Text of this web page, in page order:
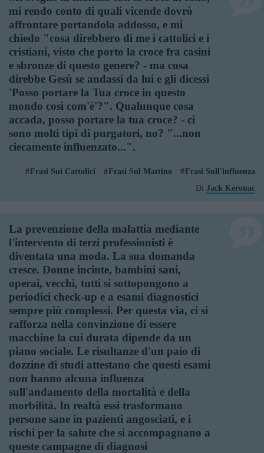
mi rendo conto di quali vicende dovrò
affrontare portandola addosso, e mi
chiedo "cosa direbbero di me i cattolici e i
cristiani, visto che porto la croce fra casini
e sbronze di questo genere? - ma cosa
direbbe Gesù se andassi da lui e gli dicessi
'Posso portare la Tua croce in questo
mondo così com'è'?". Qualunque cosa
accada, posso portare la tua croce? - ci
sono molti tipi di purgatori, no? "...non
ciecamente influenzato...".
Frasi Sui Cattolici Frasi Sul Mattino
Frasi Sull'influenza
Di Jack Kerouac
La prevenzione della malattia mediante
l'intervento di terzi professionisti è
diventata una moda. La sua domanda
cresce. Donne incinte, bambini sani,
operai, vecchi, tutti si sottopongono a
periodici check-up e a esami diagnostici
sempre più complessi. Per questa via, ci si
rafforza nella convinzione di essere
macchine la cui durata dipende da un
piano sociale. Le risultanze d'un paio di
dozzine di studi attestano che questi esami
non hanno alcuna influenza
sull'andamento della mortalità e della
morbilità. In realtà essi trasformano
persone sane in pazienti angosciati, e i
rischi per la salute che si accompagnano a
queste campagne di diagnosi